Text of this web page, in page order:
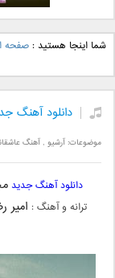
دانلود
بانیشما اینجا هستید :صفحه
دانلود آهنگ
موضوعات:آرشیو ,آهنگ
دانلود آهنگ جدید
ترانه و آهنگ : امیر